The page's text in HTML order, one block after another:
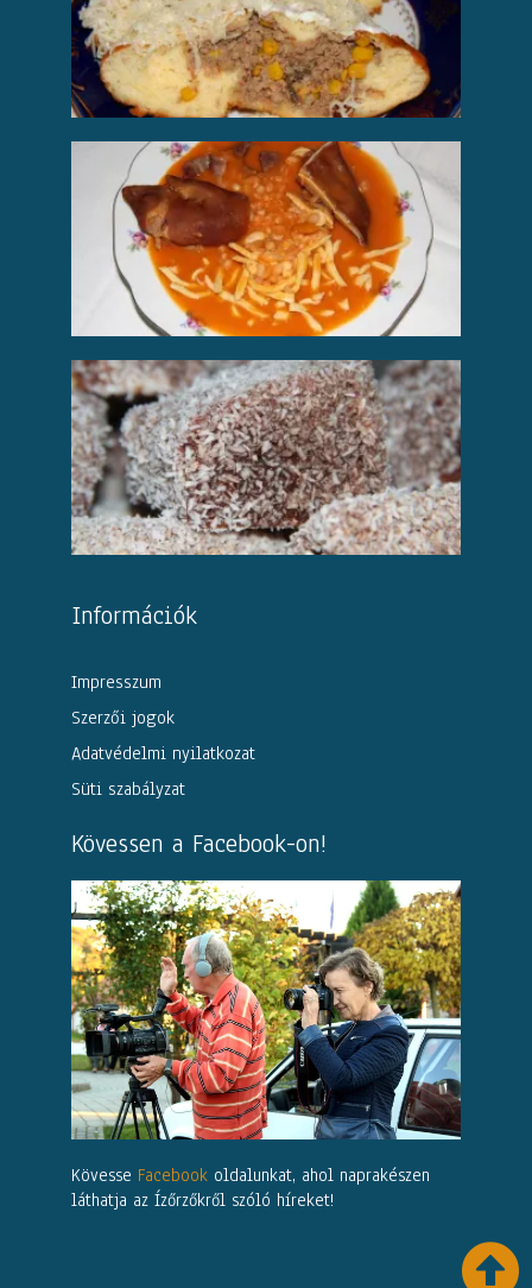
Információk
Impresszum
Szerzői jogok
Adatvédelmi nyilatkozat
Süti szabályzat
Kövessen a Facebook-on!
Kövesse Facebook oldalunkat, ahol naprakészen
láthatja az Ízőrzőkről szóló híreket!